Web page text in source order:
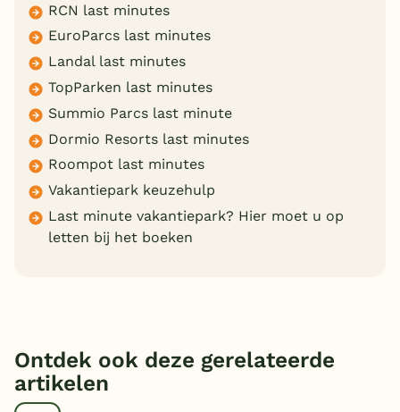
RCN last minutes
EuroParcs last minutes
Landal last minutes
TopParken last minutes
Summio Parcs last minute
Dormio Resorts last minutes
Roompot last minutes
Vakantiepark keuzehulp
Last minute vakantiepark? Hier moet u op
letten bij het boeken
Ontdek ook deze gerelateerde
artikelen